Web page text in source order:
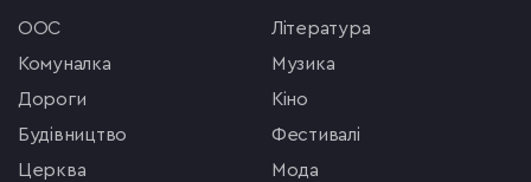
ООС
комуналка
Дороги
будівництво
церква
література
музика
кіно
фестивалі
мода